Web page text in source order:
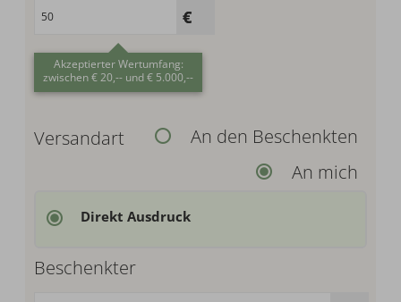
Akzeptierter Wertumfang:
zwischen € 20,-- und € 5.000,--
Versandart
An den Beschenkten
An mich
Direkt Ausdruck
Beschenkter